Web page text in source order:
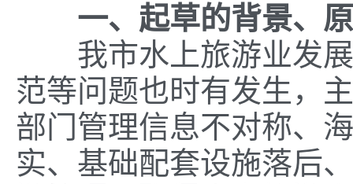
一、起草的背景、
我市水上旅游业发
范等问题也时有发生，
部门管理信息不对称、
实、基础配套设施落后